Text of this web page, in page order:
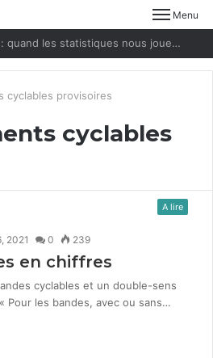
Menu
Déplacements à vélo : quand les statistiques nous jouent des tours
cyclables provisoires
cyclables
A lire
2021 0 239
en chiffres
cyclables et un dou­ble-sens
Pour les ban­des, avec ou sans…